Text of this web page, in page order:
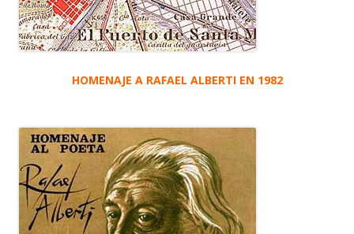
HOMENAJE A RAFAEL ALBERTI EN 1982